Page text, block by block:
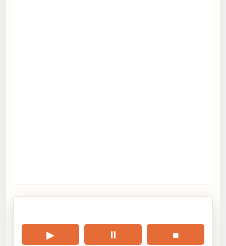
▶ ⏸ ■